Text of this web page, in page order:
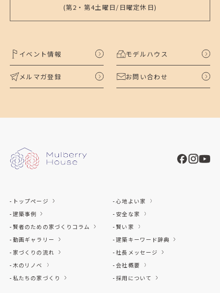
(第2・第4土曜日/日曜定休日)
イベント情報 モデルハウス
メルマガ登録 お問い合わせ
トップページ
建築事例
賢者のための家づくりコラム
動画ギャラリー
家づくりの流れ
木のリノベ
私たちの家づくり
心地よい家
安全な家
賢い家
建築キーワード辞典
社長メッセージ
会社概要
採用について